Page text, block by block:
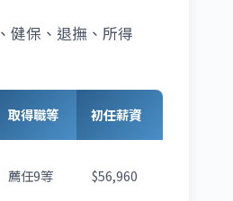
健保、退撫、所得
取得職等 初任薪資
薦任9等 $56,960